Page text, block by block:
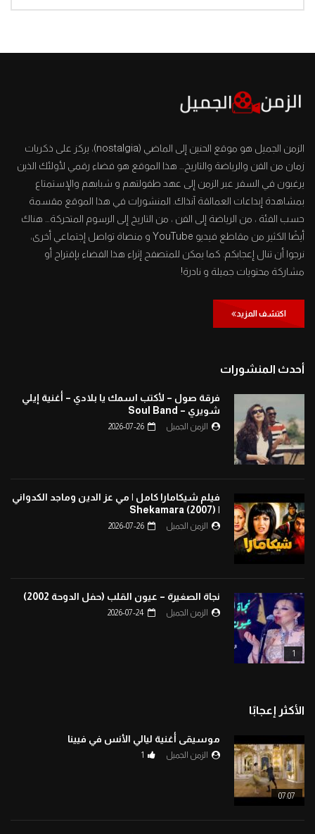
الزمن الجميل هو موقع الحنين إلى الماضي (nostalgia)، يركز على ذكريات
زمان من الفن والرياضة والتاريخ… هذا الموقع هو فضاء رقمي لأولئك الذين
يرغبون في السفر عبر الزمن إلى عهد طفولتهم و شبابهم والإستمتاع
بمشاهدة إبداعات العمالقة آنذاك. المنشورات في هذا الموقع مقسمة
حسب الفئة ، من الرياضة إلى الفن ، من التاريخ إلى الرسوم المتحركة… هناك
أيضًا الكثير من مقاطع فيديو YouTube و منصاة تواصل إجتماعي أخرى،
نرجوا أن تنال إعجابكم. كما يمكن للمتصفح إثراء هذا الفضاء بإقتراح أو
مشاركة محتويات جميلة و نادرة!
اكتشف المزيد
أحدث المنشورات
فرقة صول – لأكتب اسمك يا بلادي – أغنية إيلي
شويري – Soul Band
الزمن الجميل 2026-07-26
فيلم شيكامارا كامل | مي عز الدين وماجد الكدواني
| Shekamara (2007)
الزمن الجميل 2026-07-26
1
نجاة الصغيرة – عيون القلب (حفل الدوحة 2002)
الزمن الجميل 2026-07-24
الأكثر إعجابًا
07:07
موسيقى أغنية ليالي الأنس في فيينا
الزمن الجميل 1